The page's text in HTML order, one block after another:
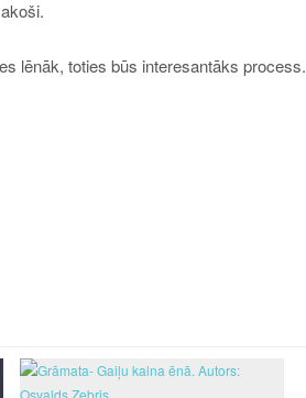
lēnāk, toties būs interesantāks process.